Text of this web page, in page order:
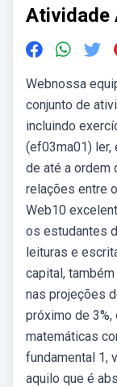
Atividade
Webnossa
conjunto de
incluindo
(ef03ma01) ler,
de até a ordem
relações entre
Web10
os estudantes
leituras e
capital,
nas projeções
próximo de 3%,
matemáticas
fundamental 1,
aquilo que é